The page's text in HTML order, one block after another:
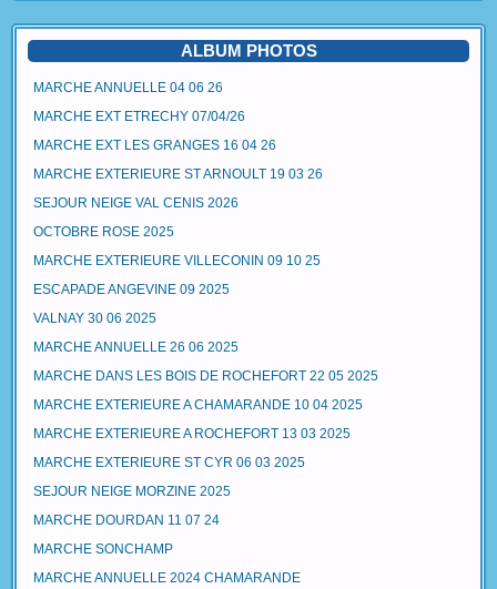
ALBUM PHOTOS
MARCHE ANNUELLE 04 06 26
MARCHE EXT ETRECHY 07/04/26
MARCHE EXT LES GRANGES 16 04 26
MARCHE EXTERIEURE ST ARNOULT 19 03 26
SEJOUR NEIGE VAL CENIS 2026
OCTOBRE ROSE 2025
MARCHE EXTERIEURE VILLECONIN 09 10 25
ESCAPADE ANGEVINE 09 2025
VALNAY 30 06 2025
MARCHE ANNUELLE 26 06 2025
MARCHE DANS LES BOIS DE ROCHEFORT 22 05 2025
MARCHE EXTERIEURE A CHAMARANDE 10 04 2025
MARCHE EXTERIEURE A ROCHEFORT 13 03 2025
MARCHE EXTERIEURE ST CYR 06 03 2025
SEJOUR NEIGE MORZINE 2025
MARCHE DOURDAN 11 07 24
MARCHE SONCHAMP
MARCHE ANNUELLE 2024 CHAMARANDE